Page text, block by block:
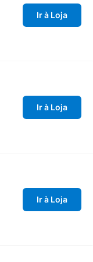
Ir à Loja
Ir à Loja
Ir à Loja